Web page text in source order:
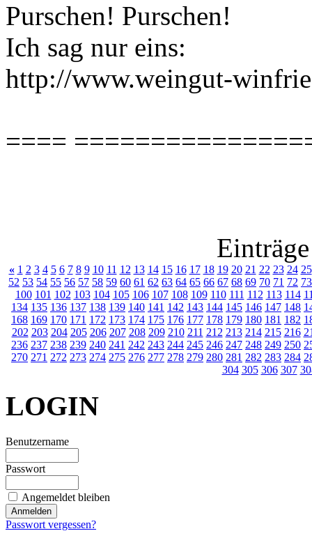
Purschen! Purschen!
Ich sag nur eins:
http://www.weingut-
====
« 1 2 3 4 5 6 7 8 9 10 11 12 13 14 15 16 17 18 19 20 21 22 23 24 25
52 53 54 55 56 57 58 59 60 61 62 63 64 65 66 67 68 69 70 71 72 73
100 101 102 103 104 105 106 107 108 109 110 111 112 113 114
134 135 136 137 138 139 140 141 142 143 144 145 146 147 148
168 169 170 171 172 173 174 175 176 177 178 179 180 181 182
202 203 204 205 206 207 208 209 210 211 212 213 214 215 216
236 237 238 239 240 241 242 243 244 245 246 247 248 249 250
270 271 272 273 274 275 276 277 278 279 280 281 282 283 284
304 305 306 307
LOGIN
Benutzername
Passwort
Angemeldet bleiben
Passwort vergessen?